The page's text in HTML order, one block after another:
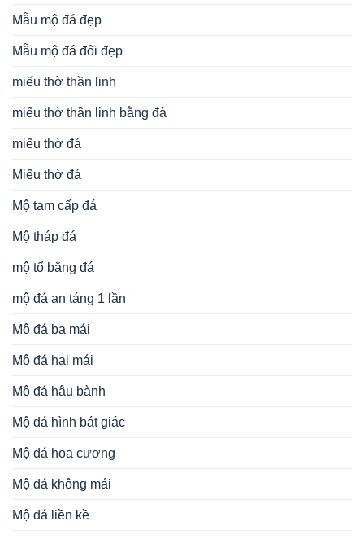
Mẫu mộ đá đẹp
Mẫu mộ đá đôi đẹp
miếu thờ thần linh
miếu thờ thần linh bằng đá
miếu thờ đá
Miếu thờ đá
Mộ tam cấp đá
Mộ tháp đá
mộ tổ bằng đá
mộ đá an táng 1 lần
Mộ đá ba mái
Mộ đá hai mái
Mộ đá hậu bành
Mộ đá hình bát giác
Mộ đá hoa cương
Mộ đá không mái
Mộ đá liền kề